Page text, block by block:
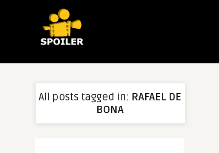
All posts tagged in: RAFAEL DE
BONA